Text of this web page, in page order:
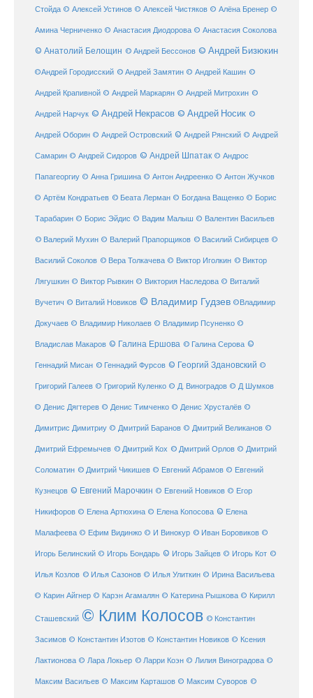
Стойда © Алексей Устинов © Алексей Чистяков © Алёна Бренер ©
Амина Черниченко © Анастасия Диодорова © Анастасия Соколова
© Анатолий Белощин © Андрей Бессонов © Андрей Бизюкин
©Андрей Городисский © Андрей Замятин © Андрей Кашин ©
Андрей Крапивной © Андрей Маркарян © Андрей Митрохин ©
Андрей Нарчук © Андрей Некрасов © Андрей Носик ©
Андрей Оборин © Андрей Островский © Андрей Рянский © Андрей
Самарин © Андрей Сидоров © Андрей Шпатак © Андрос
Папагеоргиу © Анна Гришина © Антон Андреенко © Антон Жучков
© Артём Кондратьев © Беата Лерман © Богдана Ващенко © Борис
Тарабарин © Борис Эйдис © Вадим Малыш © Валентин Васильев
© Валерий Мухин © Валерий Прапорщиков © Василий Сибирцев ©
Василий Соколов © Вера Толкачева © Виктор Иголкин © Виктор
Лягушкин © Виктор Рывкин © Виктория Наследова © Виталий
Вучетич © Виталий Новиков © Владимир Гудзев ©Владимир
Докучаев © Владимир Николаев © Владимир Псуненко ©
Владислав Макаров © Галина Ершова © Галина Серова ©
Геннадий Мисан © Геннадий Фурсов © Георгий Здановский ©
Григорий Галеев © Григорий Куленко © Д. Виноградов © Д Шумков
© Денис Дягтерев © Денис Тимченко © Денис Хрусталёв ©
Димитрис Димитриу © Дмитрий Баранов © Дмитрий Великанов ©
Дмитрий Ефремычев © Дмитрий Кох © Дмитрий Орлов © Дмитрий
Соломатин © Дмитрий Чикишев © Евгений Абрамов © Евгений
Кузнецов © Евгений Марочкин © Евгений Новиков © Егор
Никифоров © Елена Артюхина © Елена Копосова © Елена
Малафеева © Ефим Видинжо © И Винокур © Иван Боровиков ©
Игорь Белинский © Игорь Бондарь © Игорь Зайцев © Игорь Кот ©
Илья Козлов © Илья Сазонов © Илья Улиткин © Ирина Васильева
© Карин Айгнер © Карэн Агамалян © Катерина Рышкова © Кирилл
Сташевский © Клим Колосов © Константин
Засимов © Константин Изотов © Константин Новиков © Ксения
Лактионова © Лара Локьер © Ларри Коэн © Лилия Виноградова ©
Максим Васильев © Максим Карташов © Максим Суворов ©